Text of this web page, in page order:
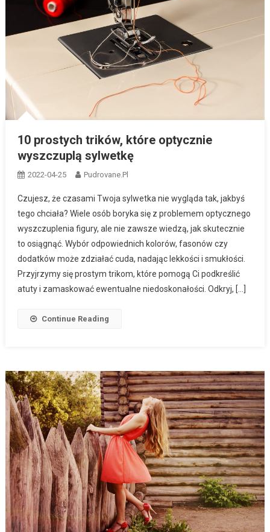
10 prostych trików, które optycznie
wyszczuplą sylwetkę
2022-04-25 Pudrovane.pl
Czujesz, że czasami Twoja sylwetka nie wygląda tak, jakbyś
tego chciała? Wiele osób boryka się z problemem optycznego
wyszczuplenia figury, ale nie zawsze wiedzą, jak skutecznie
to osiągnąć. Wybór odpowiednich kolorów, fasonów czy
dodatków może zdziałać cuda, nadając lekkości i smukłości.
Przyjrzymy się prostym trikom, które pomogą Ci podkreślić
atuty i zamaskować ewentualne niedoskonałości. Odkryj, […]
Continue Reading